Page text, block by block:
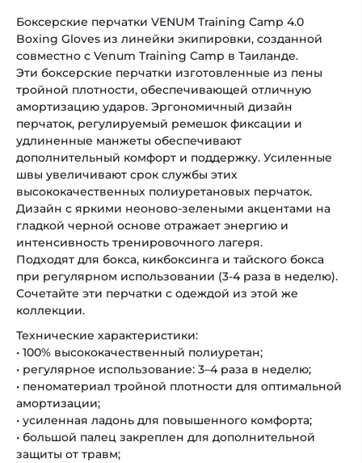
Боксерские перчатки VENUM Training Camp 4.0
Boxing Gloves из линейки экипировки, созданной
совместно с Venum Training Camp в Таиланде.
Эти боксерские перчатки изготовленные из пены
тройной плотности, обеспечивающей отличную
амортизацию ударов. Эргономичный дизайн
перчаток, регулируемый ремешок фиксации и
удлиненные манжеты обеспечивают
дополнительный комфорт и поддержку. Усиленные
швы увеличивают срок службы этих
высококачественных полиуретановых перчаток.
Дизайн с яркими неоново-зелеными акцентами на
гладкой черной основе отражает энергию и
интенсивность тренировочного лагеря.
Подходят для бокса, кикбоксинга и тайского бокса
при регулярном использовании (3-4 раза в неделю).
Сочетайте эти перчатки с одеждой из этой же
коллекции.
Технические характеристики:
• 100% высококачественный полиуретан;
• регулярное использование: 3–4 раза в неделю;
• пеноматериал тройной плотности для оптимальной
амортизации;
• усиленная ладонь для повышенного комфорта;
• большой палец закреплен для дополнительной
защиты от травм;